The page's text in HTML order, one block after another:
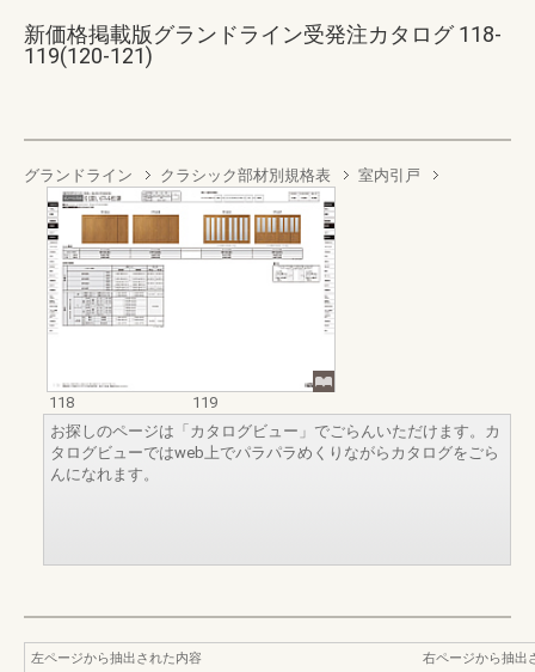
新価格掲載版グランドライン受発注カタログ 118-
119(120-121)
グランドライン クラシック部材別規格表 室内引戸
118
119
お探しのページは「カタログビュー」でごらんいただけます。カ
タログビューではweb上でパラパラめくりながらカタログをごら
んになれます。
左ページから抽出された内容
右ページから抽出